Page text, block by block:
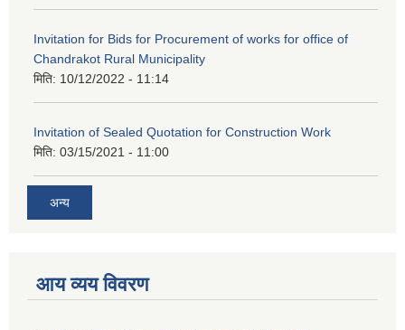
Invitation for Bids for Procurement of works for office of
Chandrakot Rural Municipality
मिति: 10/12/2022 - 11:14
Invitation of Sealed Quotation for Construction Work
मिति: 03/15/2021 - 11:00
अन्य
आय व्यय विवरण